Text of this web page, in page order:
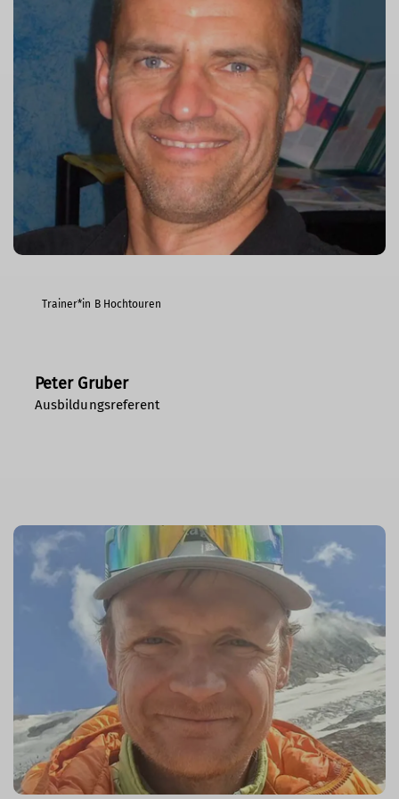
Trainer*in B Hochtouren
Peter Gruber
Ausbildungsreferent